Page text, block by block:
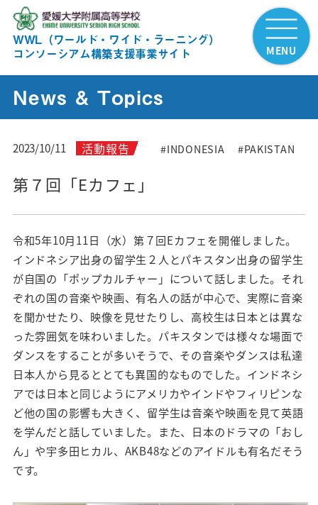
WWL（ワールド・ワイド・ラーニング）
コンソーシアム構築支援事業サイト
MENU
News & Topics
2023/10/11 活動報告 #INDONESIA #PAKISTAN
第７回「Eカフェ」
令和5年10月11日（水）第７回Eカフェを開催しました。
インドネシア出身の留学生２人とパキスタン出身の留学生
が自国の「ポップカルチャー」について話しました。それ
ぞれの国の音楽や映画、有名人の話が中心で、実際に音楽
を聞かせたり、映像を見せたりし、高校生は日本とは異な
った雰囲気を味わいました。パキスタンでは様々な場面で
ダンスをすることが多いそうで、その音楽やダンスは私達
日本人から見るととても異国的なものでした。インドネシ
アでは日本と同じようにアメリカやインドやフィリピンな
ど他の国の影響も大きく、留学生は音楽や映画を見て英語
を学んだと話していました。また、日本のドラマの「おし
ん」や宇多田ヒカル、AKB48などのアイドルも有名だそう
です。